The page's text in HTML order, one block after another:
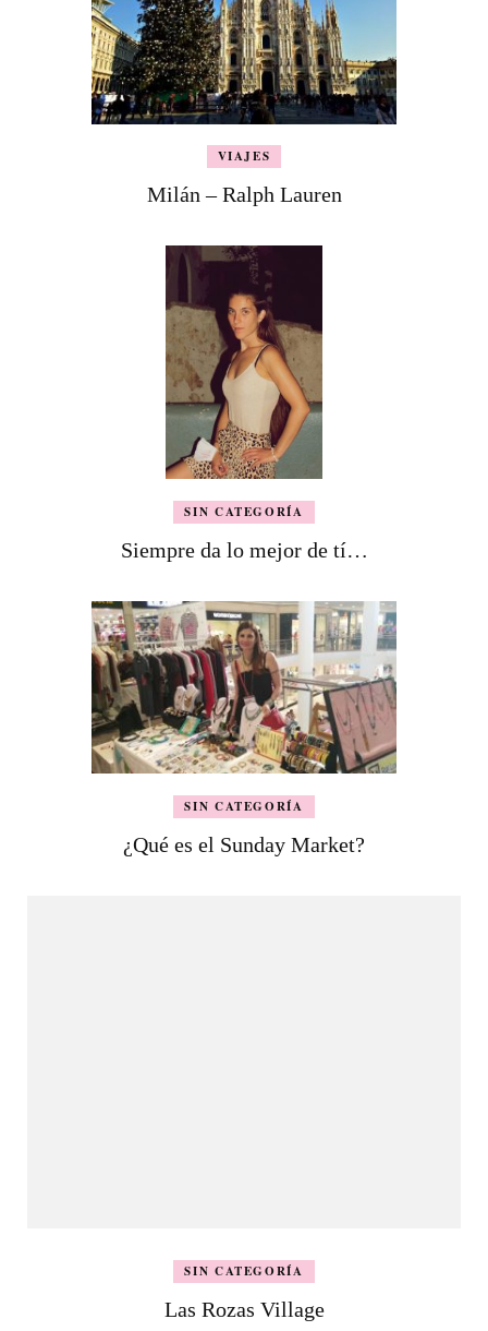
VIAJES
Milán – Ralph Lauren
SIN CATEGORÍA
Siempre da lo mejor de tí…
SIN CATEGORÍA
¿Qué es el Sunday Market?
SIN CATEGORÍA
Las Rozas Village